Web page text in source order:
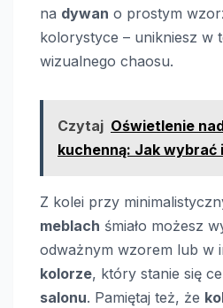
na dywan o prostym
kolorystyce – unikniesz w
wizualnego chaosu.
Czytaj Oświetlenie
kuchenną: Jak wybrać
Z kolei przy
meblach śmiało możesz
odważnym wzorem lub w
kolorze, który stanie się
salonu. Pamiętaj też, że